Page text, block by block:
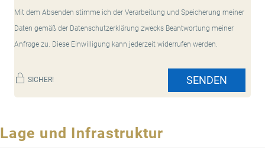
Mit dem Absenden stimme ich der Verarbeitung und Speicherung meiner
Daten gemäß der Datenschutzerklärung zwecks Beantwortung meiner
Anfrage zu. Diese Einwilligung kann jederzeit widerrufen werden.
SICHER! SENDEN
Lage und Infrastruktur